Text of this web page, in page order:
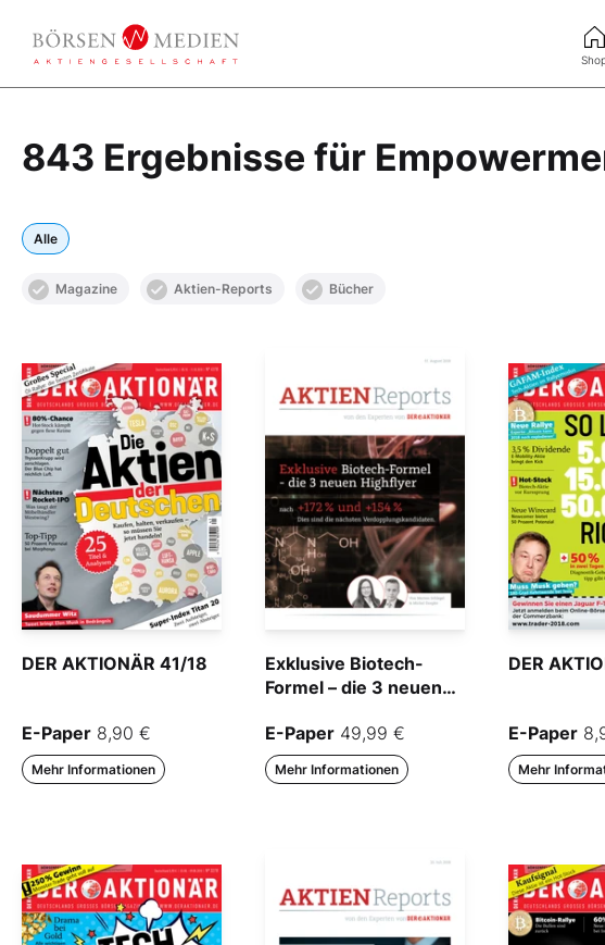
843 Ergebnisse für
Alle
Magazine Aktien-Reports Bücher
DER AKTIONÄR 41/18
E-Paper 8,90 €
Mehr Informationen
Exklusive Biotech-
Formel – die 3 neuen
E-Paper 49,99 €
Mehr Informationen
DER
E-Paper
Mehr